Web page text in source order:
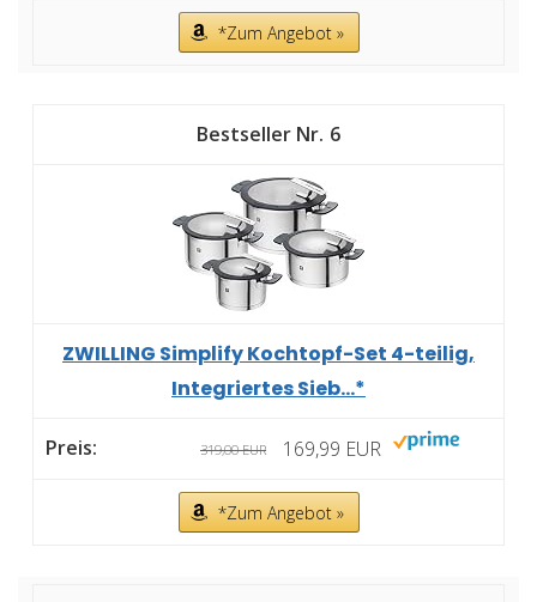
*Zum Angebot »
6
ZWILLING Simplify Kochtopf-Set 4-teilig,
Integriertes Sieb...*
319,00 EUR 169,99 EUR
*Zum Angebot »